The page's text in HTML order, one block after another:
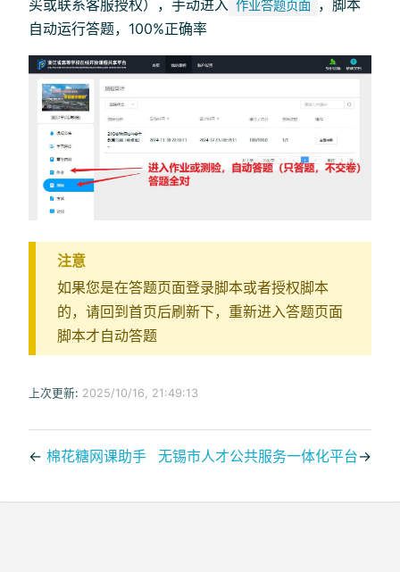
买或联系客服授权），手动进入
作业答题页面
，脚本
自动运行答题，100%正确率
注意
如果您是在答题页面登录脚本或者授权脚本
的，请回到首页后刷新下，重新进入答题页面
脚本才自动答题
上次更新: 2025/10/16, 21:49:13
← 棉花糖网课助手 无锡市人才公共服务一体化平台→